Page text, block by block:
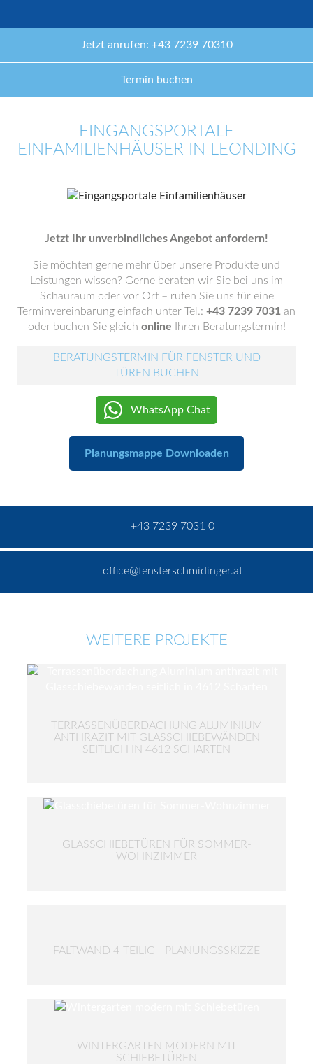
Jetzt anrufen: +43 7239 70310
Termin buchen
EINGANGSPORTALE
EINFAMILIENHÄUSER IN LEONDING
Jetzt Ihr unverbindliches Angebot anfordern!
Sie möchten gerne mehr über unsere Produkte und
Leistungen wissen? Gerne beraten wir Sie bei uns im
Schauraum oder vor Ort – rufen Sie uns für eine
Terminvereinbarung einfach unter Tel.: +43 7239 7031 an
oder buchen Sie gleich online Ihren Beratungstermin!
BERATUNGSTERMIN FÜR FENSTER UND
TÜREN BUCHEN
WhatsApp Chat
Planungsmappe Downloaden
+43 7239 7031 0
office@fensterschmidinger.at
WEITERE PROJEKTE
TERRASSENÜBERDACHUNG ALUMINIUM
ANTHRAZIT MIT GLASSCHIEBEWÄNDEN
SEITLICH IN 4612 SCHARTEN
GLASSCHIEBETÜREN FÜR SOMMER-
WOHNZIMMER
FALTWAND 4-TEILIG - PLANUNGSSKIZZE
WINTERGARTEN MODERN MIT
SCHIEBETÜREN